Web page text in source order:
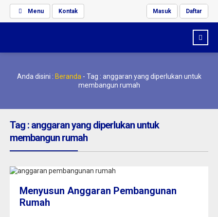
Menu Kontak Masuk Daftar
Anda disini : Beranda - Tag : anggaran yang diperlukan untuk
membangun rumah
Tag : anggaran yang diperlukan untuk
membangun rumah
Menyusun Anggaran Pembangunan
Rumah